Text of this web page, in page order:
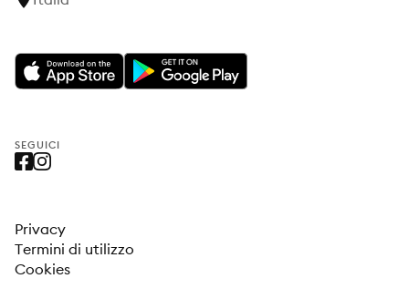
SEGUICI
Privacy
Termini di utilizzo
Cookies